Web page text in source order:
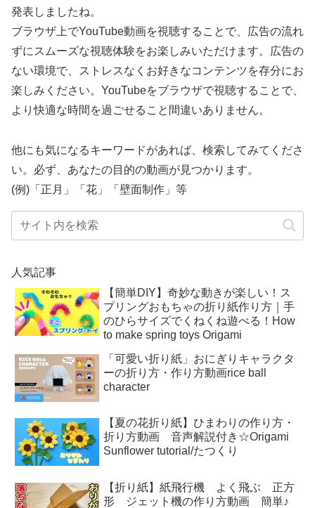
発表しましたね。
ブラウザ上でYouTube動画を視聴することで、広告の流れ
ずにスムーズな視聴体験をお楽しみいただけます。広告の
ない環境で、ストレスなくお好きなコンテンツを存分にお
楽しみください。YouTubeをブラウザで視聴することで、
より快適な時間を過ごせること間違いありません。
他にも気になるキーワードがあれば、検索してみてくださ
い。必ず、あなたの目的の動画が見つかります。
(例)「正月」「花」「壁面制作」等
人気記事
【簡単DIY】奇妙な動きが楽しい！ス
プリングおもちゃの折り紙作り方｜手
のひらサイズでくねくね遊べる！How
to make spring toys Origami
「可愛い折り紙」おにぎりキャラクタ
ーの折り方・作り方動画rice ball
character
【夏の花折り紙】ひまわりの作り方・
折り方動画 音声解説付き☆Origami
Sunflower tutorial/たつくり
【折り紙】紙飛行機 よく飛ぶ 正方
形 ジェット機の作り方動画 簡単♪